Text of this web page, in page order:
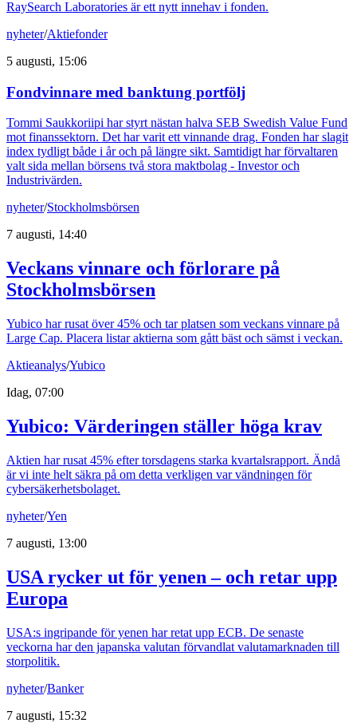
RaySearch Laboratories är ett nytt innehav i fonden.
nyheter/Aktiefonder
5 augusti, 15:06
Fondvinnare med banktung portfölj
Tommi Saukkoriipi har styrt nästan halva SEB Swedish Value Fund
mot finanssektorn. Det har varit ett vinnande drag. Fonden har slagit
index tydligt både i år och på längre sikt. Samtidigt har förvaltaren
valt sida mellan börsens två stora maktbolag - Investor och
Industrivärden.
nyheter/Stockholmsbörsen
7 augusti, 14:40
Veckans vinnare och förlorare på
Stockholmsbörsen
Yubico har rusat över 45% och tar platsen som veckans vinnare på
Large Cap. Placera listar aktierna som gått bäst och sämst i veckan.
Aktieanalys/Yubico
Idag, 07:00
Yubico: Värderingen ställer höga krav
Aktien har rusat 45% efter torsdagens starka kvartalsrapport. Ändå
är vi inte helt säkra på om detta verkligen var vändningen för
cybersäkerhetsbolaget.
nyheter/Yen
7 augusti, 13:00
USA rycker ut för yenen – och retar upp
Europa
USA:s ingripande för yenen har retat upp ECB. De senaste
veckorna har den japanska valutan förvandlat valutamarknaden till
storpolitik.
nyheter/Banker
7 augusti, 15:32